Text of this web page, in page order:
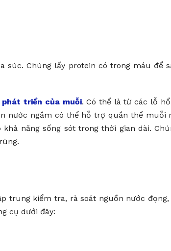
súc. Chúng lấy protein có trong máu để
phát triển của muỗi. Có thể là từ các lỗ
nước ngầm có thể hỗ trợ quần thể muỗi
năng sống sót trong thời gian dài.
trung kiểm tra, rà soát nguồn nước đọng,
cụ dưới đây: